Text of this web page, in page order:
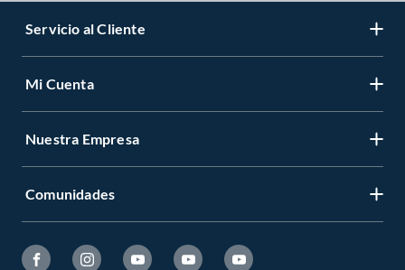
Servicio al Cliente
Mi Cuenta
Nuestra Empresa
Comunidades